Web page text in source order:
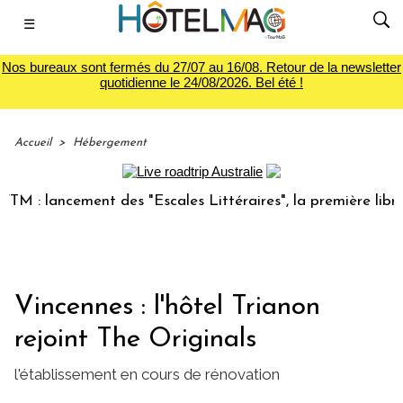
☰
Nos bureaux sont fermés du 27/07 au 16/08. Retour de la newsletter
quotidienne le 24/08/2026. Bel été !
Accueil > Hébergement
: lancement des "Escales Littéraires", la première librairie
Vincennes : l'hôtel Trianon
rejoint The Originals
l'établissement en cours de rénovation